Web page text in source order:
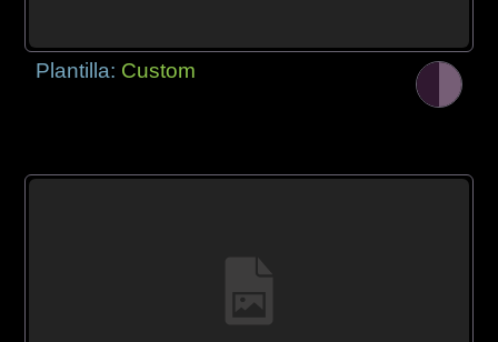
Plantilla: Custom